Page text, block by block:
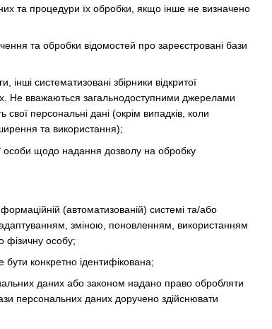
та процедури їх обробки, якщо інше не визначено
та обробки відомостей про зареєстровані бази
інші систематизовані збірники відкритої
Не вважаються загальнодоступними джерелами
персональні дані (окрім випадків, коли
та використання);
особи щодо надання дозволу на обробку
(автоматизованій) системі та/або
адаптуванням, зміною, поновленням, використанням
особу;
бути конкретно ідентифікована;
даних або законом надано право обробляти
персональних даних доручено здійснювати